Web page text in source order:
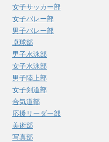
女子サッカー部
女子バレー部
男子バレー部
卓球部
男子水泳部
女子水泳部
男子陸上部
女子剣道部
合気道部
応援リーダー部
美術部
写真部